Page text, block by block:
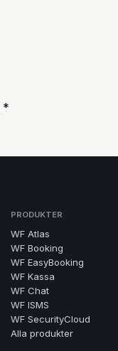
*
PRODUKTER
WF Atlas
WF Booking
WF EasyBooking
WF Kassa
WF Chat
WF ISMS
WF SecurityCloud
Alla produkter